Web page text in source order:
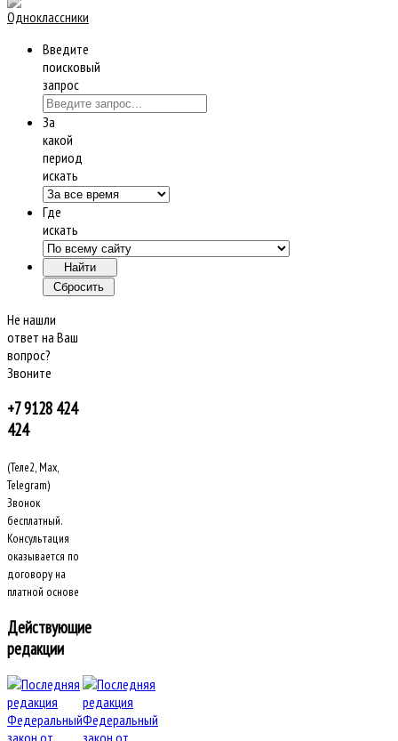
Введите
поисковый
запрос
За
какой
период
искать
Где
искать
Не нашли
ответ на Ваш
вопрос?
Звоните
+7 9128 424
424
(Теле2, Max,
Telegram)
Звонок
бесплатный.
Консультация
оказывается по
договору на
платной основе
Действующие
редакции